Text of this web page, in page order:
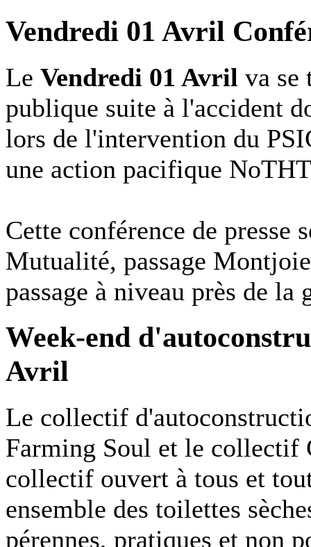
Vendredi 01 Avril
Le Vendredi 01 Avril va se
publique suite à l'accident
lors de l'intervention du
une action pacifique
Cette conférence de presse
Mutualité, passage
passage à niveau près de la
Week-end
Avril
Le collectif
Farming Soul et le collectif
collectif ouvert à tous et
ensemble des toilettes
pérennes, pratiques et non